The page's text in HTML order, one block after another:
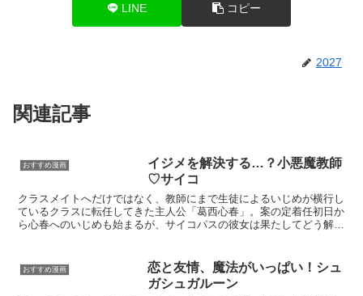
LINE コピー
2027
関連記事
おすすめ漫画
イジメを解決する…？小悪魔教師
♡サイコ
クラスメイトへだけではなく、教師にまで生徒によるいじめが横行し
ているクラスに転任してきた主人公「葛西心春」。案の定着任初日か
ら心春へのいじめも始まるが、サイコパスの彼女は果たしてどう解決
おすすめ漫画
恋と友情、魔法がいっぱい！シュ
ガシュガルーン